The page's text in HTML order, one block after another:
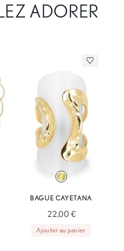
ADORER
BAGUE CAYETANA
22,00 €
Ajouter au panier